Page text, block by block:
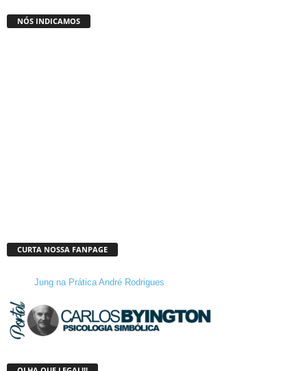
NÓS INDICAMOS
CURTA NOSSA FANPAGE
Jung na Prática André Rodrigues